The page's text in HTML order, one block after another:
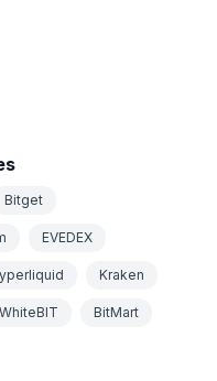
Bitget
EVEDEX
Kraken
WhiteBIT BitMart